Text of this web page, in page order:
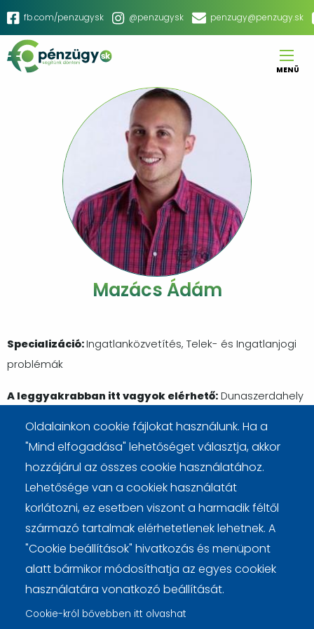
Ugrás
tartalomra
Social
menu
fb.com/penzugysk @penzugysk penzugy@penzugy.sk
navigation
MENÜ
Mazács Ádám
Specializáció:Ingatlanközvetítés, Telek- és Ingatlanjogi
problémák
A leggyakrabban itt vagyok elérhető: Dunaszerdahely
Telefonszám:0905 409 669
Weboldal: www.awreal.sk
Oldalainkon cookie fájlokat használunk. Ha a
"Mind elfogadása" lehetőséget választja, akkor
hozzájárul az összes cookie használatához.
Lehetősége van a cookiek használatát
korlátozni, ez esetben viszont a harmadik féltől
származó tartalmak elérhetetlenek lehetnek. A
"Cookie beállítások" hivatkozás és menüpont
alatt bármikor módosíthatja az egyes cookiek
használatára vonatkozó beállítását.
Cookie-król bővebben itt olvashat
Lábléc
Cookie beállítások Cookie kezelési tájékoztató